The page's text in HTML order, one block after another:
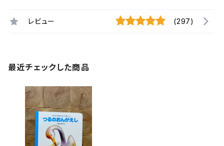
レビュー (297)
最近チェックした商品